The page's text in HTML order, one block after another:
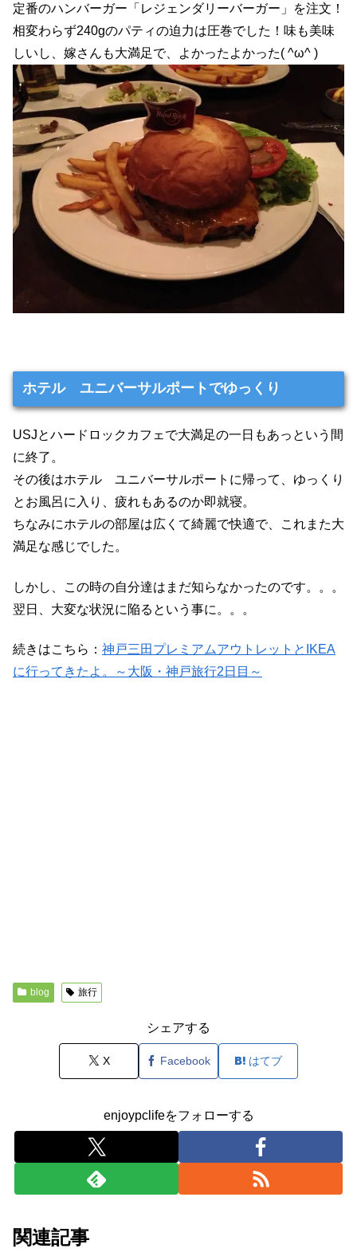
定番のハンバーガー「レジェンダリーバーガー」を注文！
相変わらず240gのパティの迫力は圧巻でした！味も美味
しいし、嫁さんも大満足で、よかったよかった( ^ω^ )
ホテル ユニバーサルポートでゆっくり
USJとハードロックカフェで大満足の一日もあっという間
に終了。
その後はホテル ユニバーサルポートに帰って、ゆっくり
とお風呂に入り、疲れもあるのか即就寝。
ちなみにホテルの部屋は広くて綺麗で快適で、これまた大
満足な感じでした。
しかし、この時の自分達はまだ知らなかったのです。。。
翌日、大変な状況に陥るという事に。。。
続きはこちら： 神戸三田プレミアムアウトレットとIKEA
に行ってきたよ。～大阪・神戸旅行2日目～
blog 旅行
シェアする
X Facebook はてブ
enjoypclifeをフォローする
関連記事